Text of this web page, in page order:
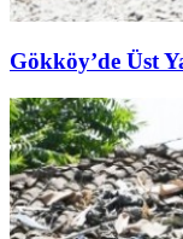
Gökköy’de Üst